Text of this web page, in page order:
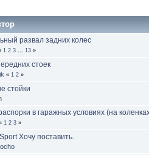
развал задних колес
1 2 3 13 »
стоек
« 1 2 »
стойки
в гаражных условиях (на
1 2 3 »
Хочу поставить.